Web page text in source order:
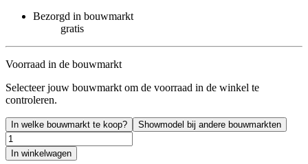
Bezorgd in bouwmarkt
gratis
Voorraad in de bouwmarkt
Selecteer jouw bouwmarkt om de voorraad in de winkel te
controleren.
In welke bouwmarkt te koop? Showmodel bij andere bouwmarkten
In winkelwagen